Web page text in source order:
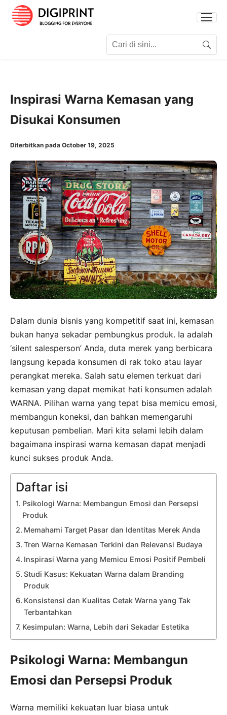
Search
Inspirasi Warna Kemasan yang
Disukai Konsumen
Diterbitkan pada October 19, 2025
Dalam dunia bisnis yang kompetitif saat ini, kemasan
bukan hanya sekadar pembungkus produk. Ia adalah
‘silent salesperson’ Anda, duta merek yang berbicara
langsung kepada konsumen di rak toko atau layar
perangkat mereka. Salah satu elemen terkuat dari
kemasan yang dapat memikat hati konsumen adalah
WARNA. Pilihan warna yang tepat bisa memicu emosi,
membangun koneksi, dan bahkan memengaruhi
keputusan pembelian. Mari kita selami lebih dalam
bagaimana inspirasi warna kemasan dapat menjadi
kunci sukses produk Anda.
Daftar isi
Psikologi Warna: Membangun Emosi dan Persepsi
Produk
Memahami Target Pasar dan Identitas Merek Anda
Tren Warna Kemasan Terkini dan Relevansi Budaya
Inspirasi Warna yang Memicu Emosi Positif Pembeli
Studi Kasus: Kekuatan Warna dalam Branding
Produk
Konsistensi dan Kualitas Cetak Warna yang Tak
Terbantahkan
Kesimpulan: Warna, Lebih dari Sekadar Estetika
Psikologi Warna: Membangun
Emosi dan Persepsi Produk
Warna memiliki kekuatan luar biasa untuk